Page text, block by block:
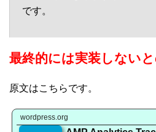
です。
最終的には実装しないと
原文はこちらです。
wordpress.org